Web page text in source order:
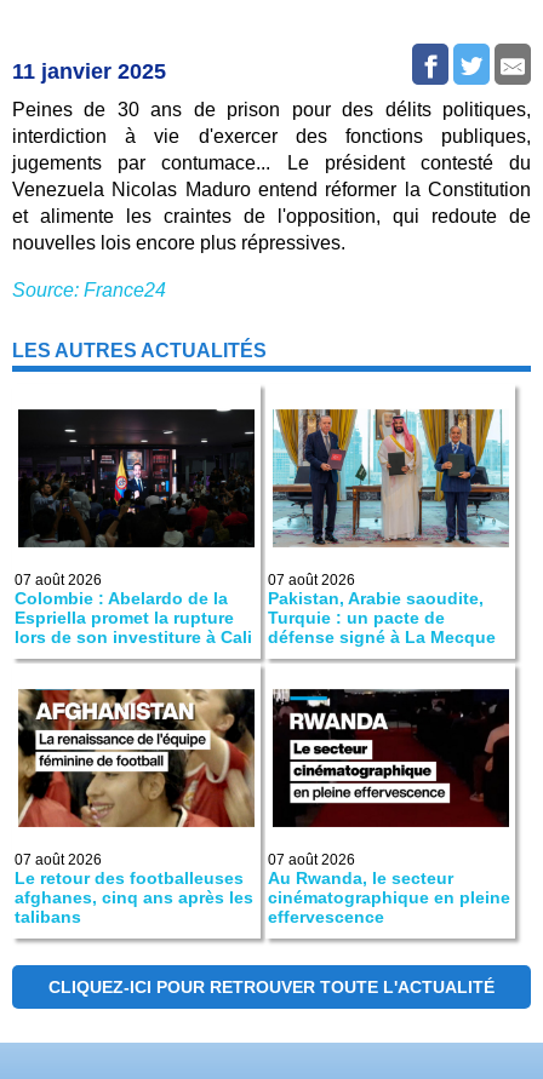
11 janvier 2025
Peines de 30 ans de prison pour des délits politiques,
interdiction à vie d'exercer des fonctions publiques,
jugements par contumace... Le président contesté du
Venezuela Nicolas Maduro entend réformer la Constitution
et alimente les craintes de l'opposition, qui redoute de
nouvelles lois encore plus répressives.
Source: France24
LES AUTRES ACTUALITÉS
07 août 2026
Colombie : Abelardo de la
Espriella promet la rupture
lors de son investiture à Cali
07 août 2026
Pakistan, Arabie saoudite,
Turquie : un pacte de
défense signé à La Mecque
07 août 2026
Le retour des footballeuses
afghanes, cinq ans après les
talibans
07 août 2026
Au Rwanda, le secteur
cinématographique en pleine
effervescence
CLIQUEZ-ICI POUR RETROUVER TOUTE L'ACTUALITÉ